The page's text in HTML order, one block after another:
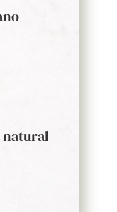
natural